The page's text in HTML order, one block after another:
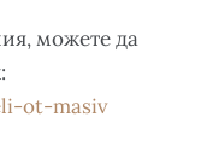
можете да
ot-masiv